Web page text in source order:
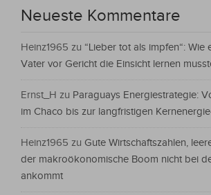
Neueste Kommentare
Heinz1965 zu “Lieber tot als impfen“: Wie
Vater vor Gericht die Einsicht lernen
Ernst_H zu Paraguays Energiestrategie:
im Chaco bis zur langfristigen
Heinz1965 zu Gute Wirtschaftszahlen,
der makroökonomische Boom nicht bei
ankommt